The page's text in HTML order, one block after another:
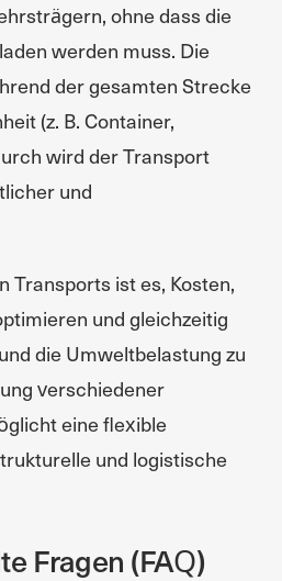
ohne dass die
werden muss. Die
der gesamten Strecke
(z. B. Container,
wird der Transport
und
Transports ist es, Kosten,
und gleichzeitig
die Umweltbelastung zu
verschiedener
eine flexible
und logistische
Fragen (FAQ)